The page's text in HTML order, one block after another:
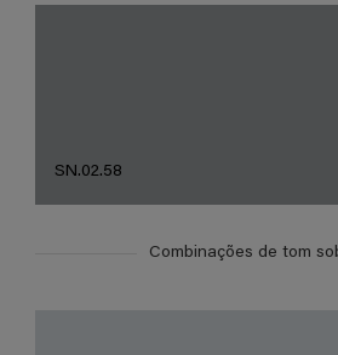
SN.02.58
Combinações de tom